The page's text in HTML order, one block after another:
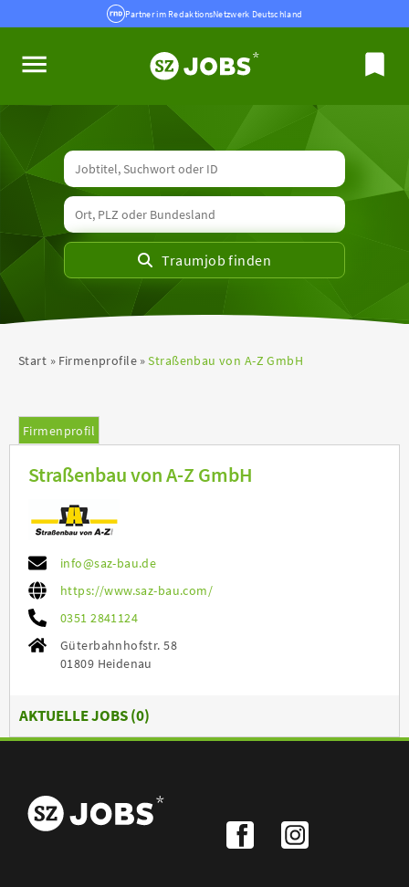
Partner im RedaktionsNetzwerk Deutschland
Start Firmenprofile Straßenbau von A-Z GmbH
Firmenprofil
Straßenbau von A-Z GmbH
info@saz-bau.de
https://www.saz-bau.com/
0351 2841124
Güterbahnhofstr. 58
01809 Heidenau
AKTUELLE JOBS (0)